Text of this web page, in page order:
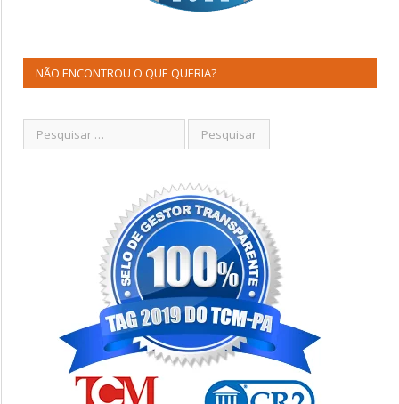
NÃO ENCONTROU O QUE QUERIA?